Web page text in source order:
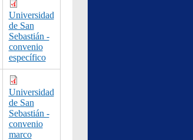
Universidad
de San
Sebastián -
convenio
específico
Universidad
de San
Sebastián -
convenio
marco